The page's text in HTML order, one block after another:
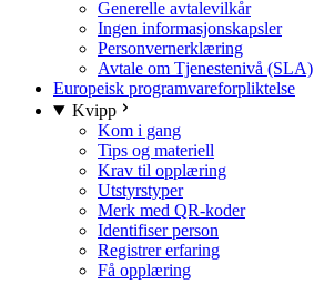
Generelle avtalevilkår
Ingen informasjonskapsler
Personvernerklæring
Avtale om Tjenestenivå (SLA)
Europeisk programvareforpliktelse
Kvipp
Kom i gang
Tips og materiell
Krav til opplæring
Utstyrstyper
Merk med QR-koder
Identifiser person
Registrer erfaring
Få opplæring